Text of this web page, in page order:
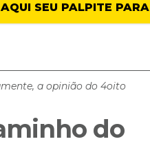
SEU PALPITE
a opinião do 4oito
do